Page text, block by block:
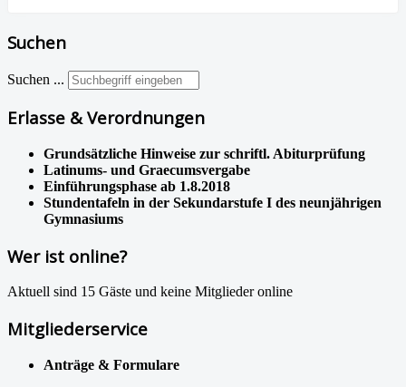
Suchen
Suchen ...
Erlasse & Verordnungen
Grundsätzliche Hinweise zur schriftl. Abiturprüfung
Latinums- und Graecumsvergabe
Einführungsphase ab 1.8.2018
Stundentafeln in der Sekundarstufe I des neunjährigen
Gymnasiums
Wer ist online?
Aktuell sind 15 Gäste und keine Mitglieder online
Mitgliederservice
Anträge & Formulare